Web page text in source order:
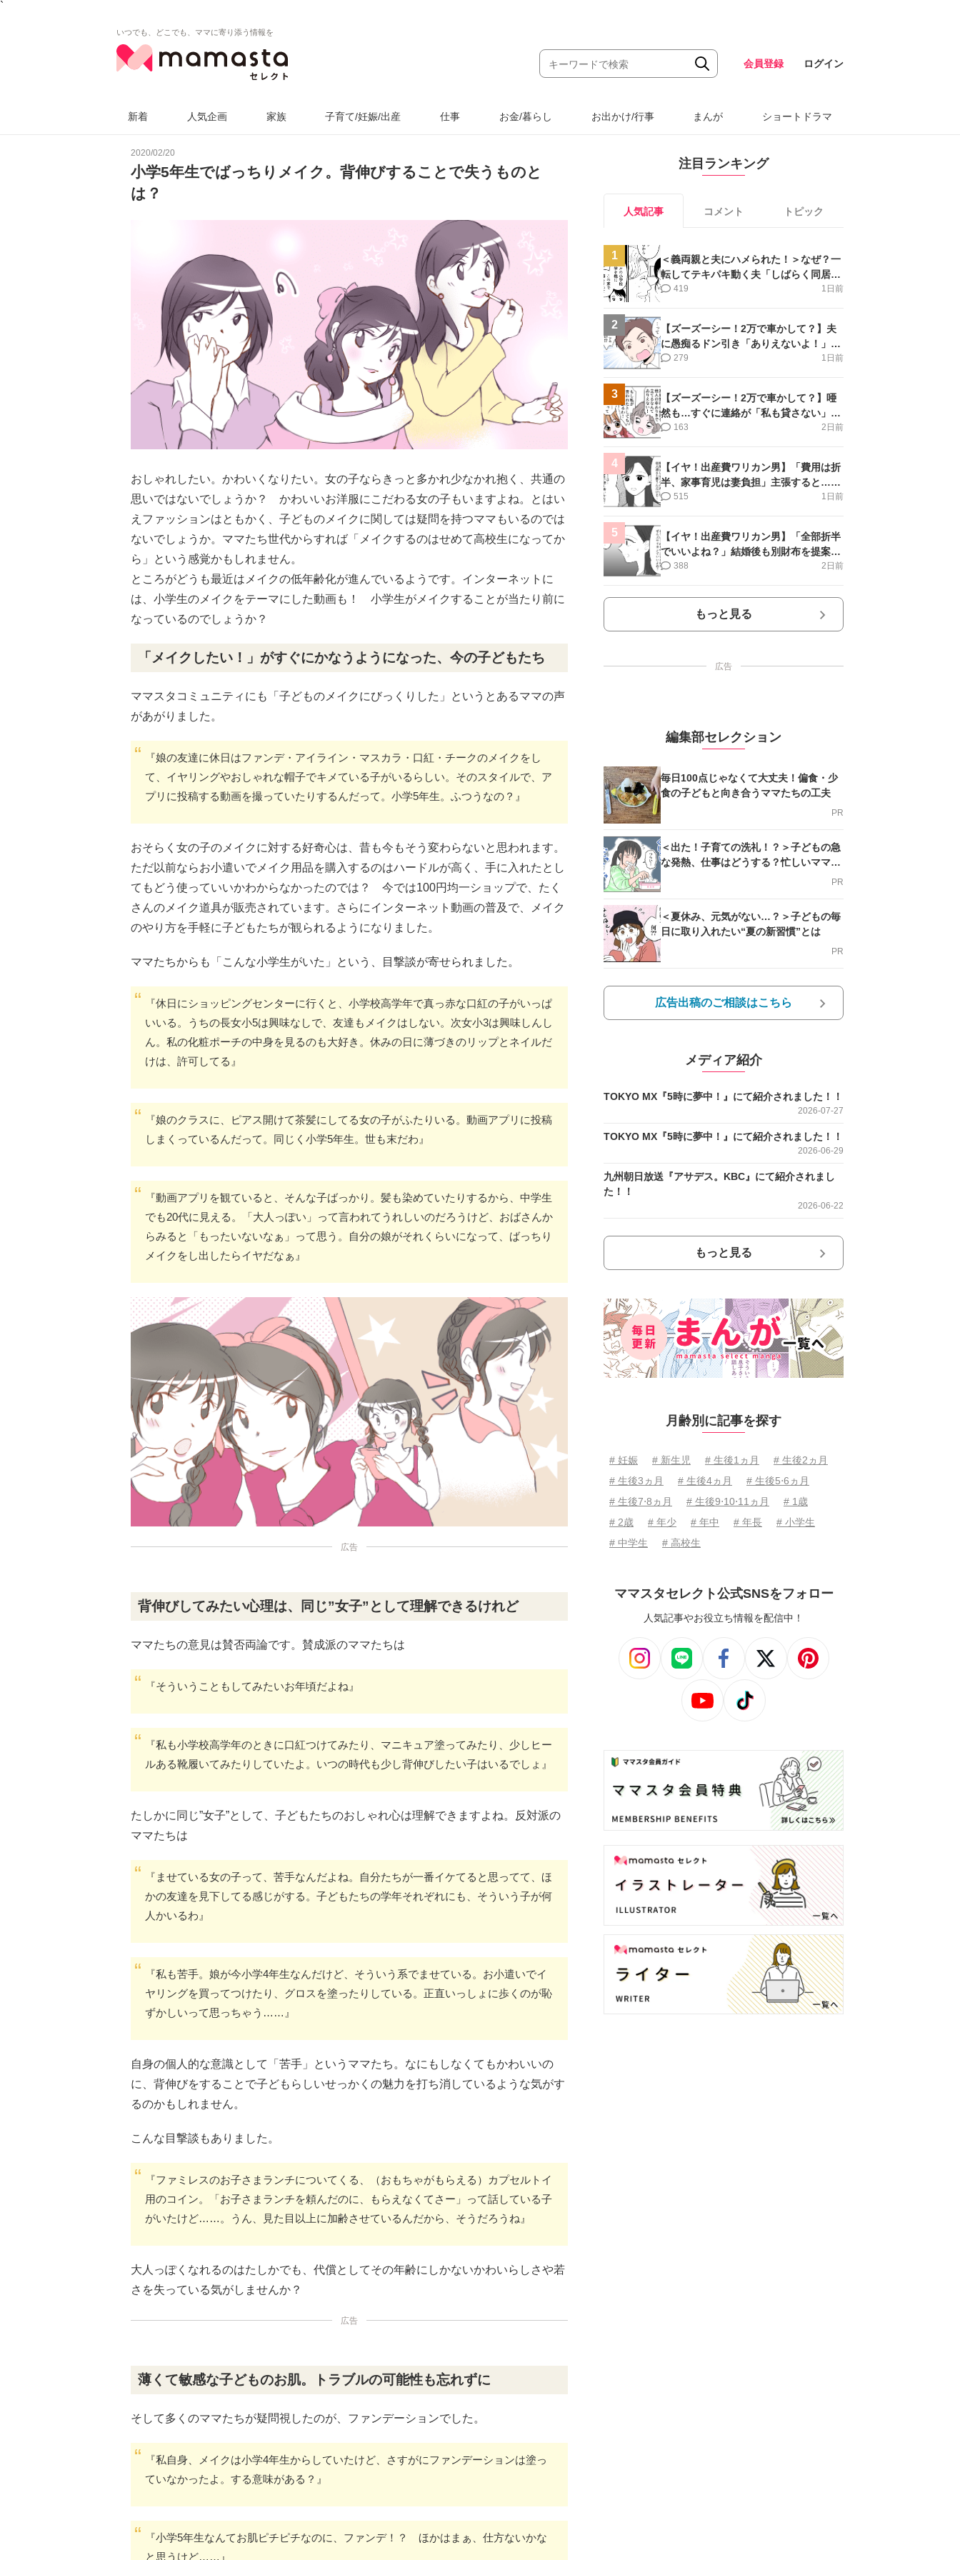
`
いつでも、どこでも、ママに寄り添う情報を
会員登録 ログイン
新着 人気企画 家族 子育て/妊娠/出産 仕事 お金/暮らし お出かけ/行事 まんが ショートドラマ
2020/02/20
小学5年生でばっちりメイク。背伸びすることで失うものと
は？
おしゃれしたい。かわいくなりたい。女の子ならきっと多かれ少なかれ抱く、共通の
思いではないでしょうか？ かわいいお洋服にこだわる女の子もいますよね。とはい
えファッションはともかく、子どものメイクに関しては疑問を持つママもいるのでは
ないでしょうか。ママたち世代からすれば「メイクするのはせめて高校生になってか
ら」という感覚かもしれません。
ところがどうも最近はメイクの低年齢化が進んでいるようです。インターネットに
は、小学生のメイクをテーマにした動画も！ 小学生がメイクすることが当たり前に
なっているのでしょうか？
「メイクしたい！」がすぐにかなうようになった、今の子どもたち
ママスタコミュニティにも「子どものメイクにびっくりした」というとあるママの声
があがりました。
『娘の友達に休日はファンデ・アイライン・マスカラ・口紅・チークのメイクをし
て、イヤリングやおしゃれな帽子でキメている子がいるらしい。そのスタイルで、ア
プリに投稿する動画を撮っていたりするんだって。小学5年生。ふつうなの？』
おそらく女の子のメイクに対する好奇心は、昔も今もそう変わらないと思われます。
ただ以前ならお小遣いでメイク用品を購入するのはハードルが高く、手に入れたとし
てもどう使っていいかわからなかったのでは？ 今では100円均一ショップで、たく
さんのメイク道具が販売されています。さらにインターネット動画の普及で、メイク
のやり方を手軽に子どもたちが観られるようになりました。
ママたちからも「こんな小学生がいた」という、目撃談が寄せられました。
『休日にショッピングセンターに行くと、小学校高学年で真っ赤な口紅の子がいっぱ
いいる。うちの長女小5は興味なしで、友達もメイクはしない。次女小3は興味しんし
ん。私の化粧ポーチの中身を見るのも大好き。休みの日に薄づきのリップとネイルだ
けは、許可してる』
『娘のクラスに、ピアス開けて茶髪にしてる女の子がふたりいる。動画アプリに投稿
しまくっているんだって。同じく小学5年生。世も末だわ』
『動画アプリを観ていると、そんな子ばっかり。髪も染めていたりするから、中学生
でも20代に見える。「大人っぽい」って言われてうれしいのだろうけど、おばさんか
らみると「もったいないなぁ」って思う。自分の娘がそれくらいになって、ばっちり
メイクをし出したらイヤだなぁ』
広告
背伸びしてみたい心理は、同じ”女子”として理解できるけれど
ママたちの意見は賛否両論です。賛成派のママたちは
『そういうこともしてみたいお年頃だよね』
『私も小学校高学年のときに口紅つけてみたり、マニキュア塗ってみたり、少しヒー
ルある靴履いてみたりしていたよ。いつの時代も少し背伸びしたい子はいるでしょ』
たしかに同じ”女子”として、子どもたちのおしゃれ心は理解できますよね。反対派の
ママたちは
『ませている女の子って、苦手なんだよね。自分たちが一番イケてると思ってて、ほ
かの友達を見下してる感じがする。子どもたちの学年それぞれにも、そういう子が何
人かいるわ』
『私も苦手。娘が今小学4年生なんだけど、そういう系でませている。お小遣いでイ
ヤリングを買ってつけたり、グロスを塗ったりしている。正直いっしょに歩くのが恥
ずかしいって思っちゃう……』
自身の個人的な意識として「苦手」というママたち。なにもしなくてもかわいいの
に、背伸びをすることで子どもらしいせっかくの魅力を打ち消しているような気がす
るのかもしれません。
こんな目撃談もありました。
『ファミレスのお子さまランチについてくる、（おもちゃがもらえる）カプセルトイ
用のコイン。「お子さまランチを頼んだのに、もらえなくてさー」って話している子
がいたけど……。うん、見た目以上に加齢させているんだから、そうだろうね』
大人っぽくなれるのはたしかでも、代償としてその年齢にしかないかわいらしさや若
さを失っている気がしませんか？
広告
薄くて敏感な子どものお肌。トラブルの可能性も忘れずに
そして多くのママたちが疑問視したのが、ファンデーションでした。
『私自身、メイクは小学4年生からしていたけど、さすがにファンデーションは塗っ
ていなかったよ。する意味がある？』
『小学5年生なんてお肌ピチピチなのに、ファンデ！？ ほかはまぁ、仕方ないかな
と思うけど……』
注目ランキング
人気記事 コメント トピック
1
＜義両親と夫にハメられた！＞なぜ？一
転してテキパキ動く夫「しばらく同居」
提案され【第4話まんが】
1日前
419
2
【ズーズーシー！2万で車かして？】夫
に愚痴るドン引き「ありえないよ！」＜
第16話＞#4コマ母道場
1日前
279
3
【ズーズーシー！2万で車かして？】唖
然も…すぐに連絡が「私も貸さない」＜
第15話＞#4コマ母道場
2日前
163
4
【イヤ！出産費ワリカン男】「費用は折
半、家事育児は妻負担」主張すると…＜
第11話＞#4コマ母道場
1日前
515
5
【イヤ！出産費ワリカン男】「全部折半
でいいよね？」結婚後も別財布を提案＜
第10話＞#4コマ母道場
2日前
388
もっと見る
広告
編集部セレクション
毎日100点じゃなくて大丈夫！偏食・少
食の子どもと向き合うママたちの工夫
PR
＜出た！子育ての洗礼！？＞子どもの急
な発熱、仕事はどうする？忙しいママを
PR
＜夏休み、元気がない…？＞子どもの毎
日に取り入れたい“夏の新習慣”とは
PR
広告出稿のご相談はこちら
メディア紹介
TOKYO MX『5時に夢中！』にて紹介されました！！
2026-07-27
TOKYO MX『5時に夢中！』にて紹介されました！！
2026-06-29
九州朝日放送『アサデス。KBC』にて紹介されまし
た！！
2026-06-22
もっと見る
月齢別に記事を探す
# 妊娠 # 新生児 # 生後1ヵ月
# 生後2ヵ月
# 生後3ヵ月
# 生後4ヵ月
# 生後5⋅6ヵ月
# 生後7⋅8ヵ月
# 生後9⋅10⋅11ヵ月
# 1歳
# 2歳
# 年少 # 年中 # 年長
# 小学生
# 中学生
# 高校生
ママスタセレクト公式SNSをフォロー
人気記事やお役立ち情報を配信中！